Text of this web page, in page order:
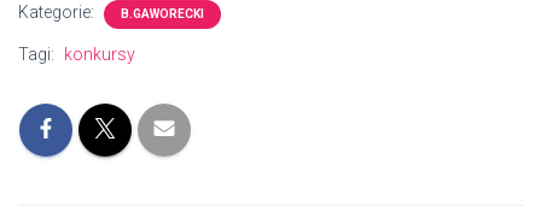
Kategorie: B.GAWORECKI
Tagi: konkursy